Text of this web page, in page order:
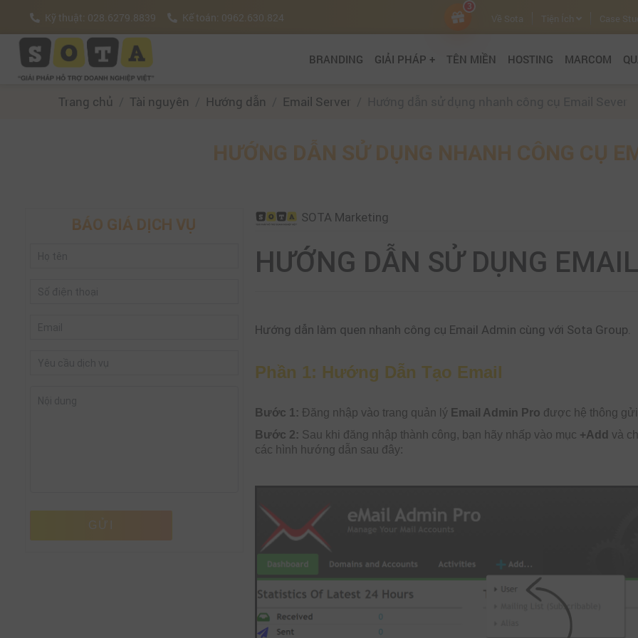
Kỹ thuật: 028.6279.8839 Kế toán: 0962.630.824
3
Về Sota Tiện Ích Case
BRANDING GIẢI PHÁP + TÊN MIỀN HOSTING MARCOM
Trang chủ Tài nguyên Hướng dẫn Email Server
HƯỚNG DẪN SỬ DỤNG NHANH CÔNG CỤ
BÁO GIÁ DỊCH VỤ SOTA Marketing
HƯỚNG DẪN SỬ DỤNG EMAIL
Hướng dẫn làm quen nhanh công cụ Email Admin cùng với Sota Group.
Phần 1: Hướng Dẫn Tạo Email
Bước 1: Đăng nhập vào trang quản lý Email Admin Pro được hệ thông gửi
Bước 2: Sau khi đăng nhập thành công, bạn hãy nhấp vào mục +Add và
các hình hướng dẫn sau đây: